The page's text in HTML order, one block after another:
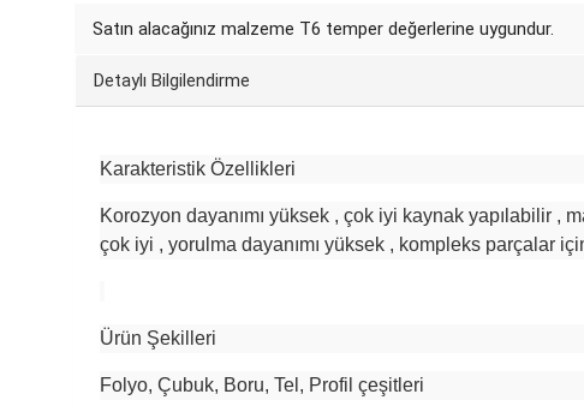
Satın alacağınız malzeme T6 temper değerlerine uygundur.
Detaylı Bilgilendirme
Karakteristik Özellikleri
Korozyon dayanımı yüksek , çok iyi kaynak yapılabilir ,
çok iyi , yorulma dayanımı yüksek , kompleks parçalar
Ürün Şekilleri
Folyo, Çubuk, Boru, Tel, Profil çeşitleri